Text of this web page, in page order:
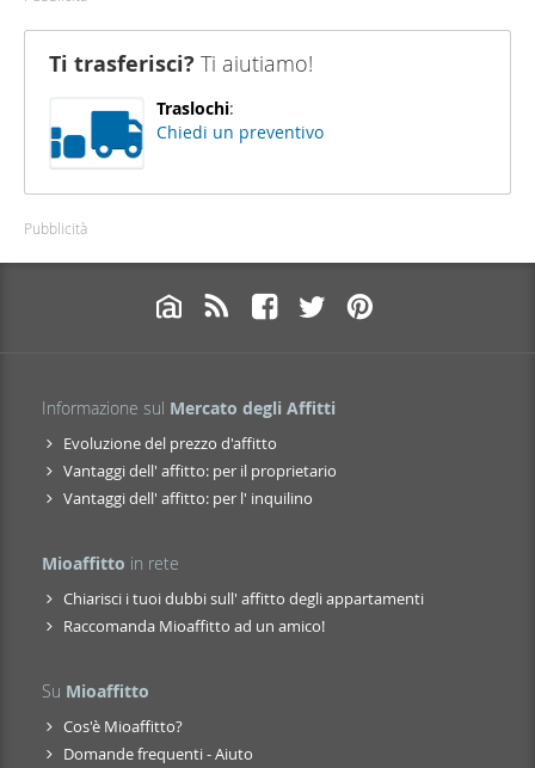
Ti trasferisci? Ti aiutiamo!
Traslochi:
Chiedi un preventivo
Pubblicità
Informazione sul Mercato degli Affitti
Evoluzione del prezzo d'affitto
Vantaggi dell' affitto: per il proprietario
Vantaggi dell' affitto: per l' inquilino
Mioaffitto in rete
Chiarisci i tuoi dubbi sull' affitto degli appartamenti
Raccomanda Mioaffitto ad un amico!
Su Mioaffitto
Cos'è Mioaffitto?
Domande frequenti - Aiuto